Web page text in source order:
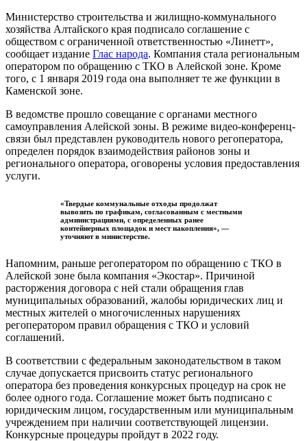
Министерство строительства и жилищно-коммунального
хозяйства Алтайского края подписало соглашение с
обществом с ограниченной ответственностью «Линетт»,
сообщает издание Глас народа. Компания стала региональным
оператором по обращению с ТКО в Алейской зоне. Кроме
того, с 1 января 2019 года она выполняет те же функции в
Каменской зоне.
В ведомстве прошло совещание с органами местного
самоуправления Алейской зоны. В режиме видео-конференц-
связи был представлен руководитель нового регоператора,
определен порядок взаимодействия районов зоны и
регионального оператора, оговорены условия предоставления
услуги.
«Твердые коммунальные отходы продолжат
вывозить по графикам, согласованным с местными
администрациями, с определенных ранее
контейнерных площадок и мест накопления», —
уточняют в министерстве.
Напомним, раньше регоператором по обращению с ТКО в
Алейской зоне была компания «Экостар». Причиной
расторжения договора с ней стали обращения глав
муниципальных образований, жалобы юридических лиц и
местных жителей о многочисленных нарушениях
регоператором правил обращения с ТКО и условий
соглашений.
В соответствии с федеральным законодательством в таком
случае допускается присвоить статус регионального
оператора без проведения конкурсных процедур на срок не
более одного года. Соглашение может быть подписано с
юридическим лицом, государственным или муниципальным
учреждением при наличии соответствующей лицензии.
Конкурсные процедуры пройдут в 2022 году.